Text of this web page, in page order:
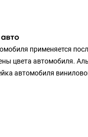
применяется
цвета автомобиля.
автомобиля